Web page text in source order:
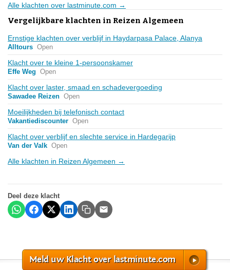
Alle klachten over lastminute.com →
Vergelijkbare klachten in Reizen Algemeen
Ernstige klachten over verblijf in Haydarpasa Palace, Alanya
Alltours Open
Klacht over te kleine 1-persoonskamer
Effe Weg Open
Klacht over laster, smaad en schadevergoeding
Sawadee Reizen Open
Moeilijkheden bij telefonisch contact
Vakantiediscounter Open
Klacht over verblijf en slechte service in Hardegarijp
Van der Valk Open
Alle klachten in Reizen Algemeen →
Deel deze klacht
Meld uw Klacht over lastminute.com